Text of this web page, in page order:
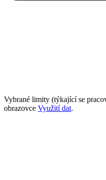
Vybrané limity (týkající se
obrazovce Využití dat.